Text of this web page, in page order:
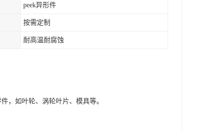
peek异形件
按需定制
耐高温耐腐蚀
，如叶轮、涡轮叶片、模具等。